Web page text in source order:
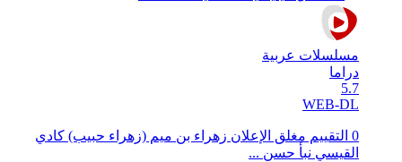
مسلسلات عربية
دراما
5.7
WEB-DL
0 التقييم مغلق الإعلان زهراء بن ميم (زهراء حبيب) كادي
القيسي نبأ حسن ...